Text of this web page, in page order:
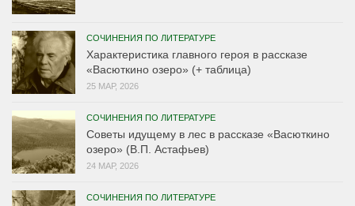
СОЧИНЕНИЯ ПО ЛИТЕРАТУРЕ
Характеристика главного героя в рассказе
«Васюткино озеро» (+ таблица)
25 МАР, 2026
СОЧИНЕНИЯ ПО ЛИТЕРАТУРЕ
Советы идущему в лес в рассказе «Васюткино
озеро» (В.П. Астафьев)
24 МАР, 2026
СОЧИНЕНИЯ ПО ЛИТЕРАТУРЕ